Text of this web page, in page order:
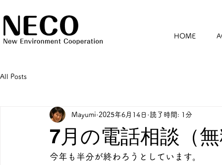
HOME
All Posts
7月の電話相談（
Mayumi 2025年6月14日 読了時間: 1分
今年も半分が終わろうとしています。